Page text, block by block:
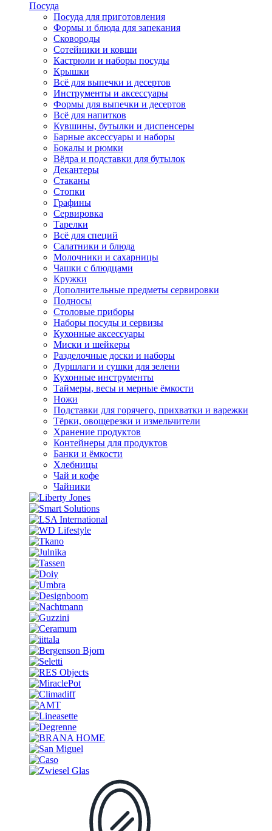
Посуда
Посуда для приготовления
Формы и блюда для запекания
Сковороды
Сотейники и ковши
Кастрюли и наборы посуды
Крышки
Всё для выпечки и десертов
Инструменты и аксессуары
Формы для выпечки и десертов
Всё для напитков
Кувшины, бутылки и диспенсеры
Барные аксессуары и наборы
Бокалы и рюмки
Вёдра и подставки для бутылок
Декантеры
Стаканы
Стопки
Графины
Сервировка
Тарелки
Всё для специй
Салатники и блюда
Молочники и сахарницы
Чашки с блюдцами
Кружки
Дополнительные предметы сервировки
Подносы
Столовые приборы
Наборы посуды и сервизы
Кухонные аксессуары
Миски и шейкеры
Разделочные доски и наборы
Дуршлаги и сушки для зелени
Кухонные инструменты
Таймеры, весы и мерные ёмкости
Ножи
Подставки для горячего, прихватки и варежки
Тёрки, овощерезки и измельчители
Хранение продуктов
Контейнеры для продуктов
Банки и ёмкости
Хлебницы
Чай и кофе
Чайники